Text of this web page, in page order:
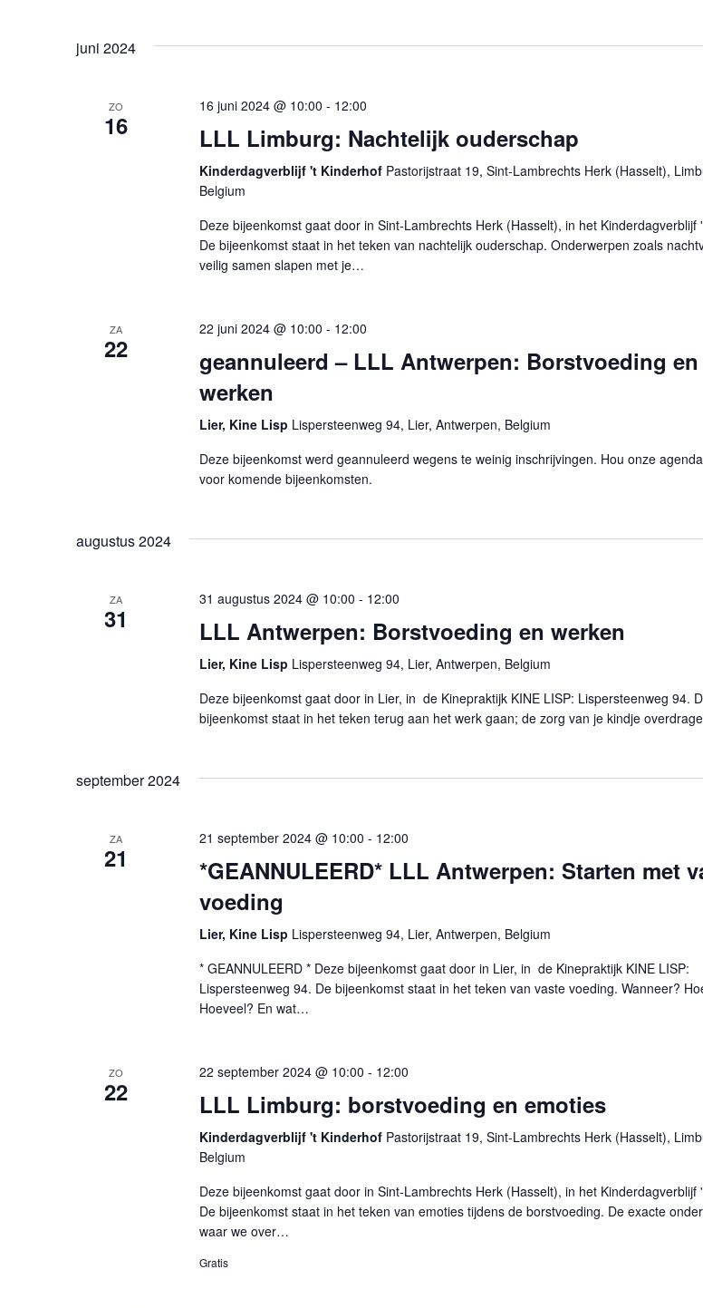
n
n
juni 2024
ZO
16
16 juni 2024 @ 10:00 - 12:00
LLL Limburg: Nachtelijk ouderschap
Kinderdagverblijf 't Kinderhof Pastorijstraat 19, Sint-Lambrechts Herk (Hasselt),
Belgium
Deze bijeenkomst gaat door in Sint-Lambrechts Herk (Hasselt), in het Kinderdagverblijf
De bijeenkomst staat in het teken van nachtelijk ouderschap. Onderwerpen zoals
veilig samen slapen met je…
ZA
22
22 juni 2024 @ 10:00 - 12:00
geannuleerd – LLL Antwerpen: Borstvoeding en
werken
Lier, Kine Lisp Lispersteenweg 94, Lier, Antwerpen, Belgium
Deze bijeenkomst werd geannuleerd wegens te weinig inschrijvingen. Hou onze
voor komende bijeenkomsten.
augustus 2024
ZA
31
31 augustus 2024 @ 10:00 - 12:00
LLL Antwerpen: Borstvoeding en werken
Lier, Kine Lisp Lispersteenweg 94, Lier, Antwerpen, Belgium
Deze bijeenkomst gaat door in Lier, in de Kinepraktijk KINE LISP: Lispersteenweg 94.
bijeenkomst staat in het teken terug aan het werk gaan; de zorg van je kindje
september 2024
ZA
21
21 september 2024 @ 10:00 - 12:00
*GEANNULEERD* LLL Antwerpen: Starten met
voeding
Lier, Kine Lisp Lispersteenweg 94, Lier, Antwerpen, Belgium
* GEANNULEERD * Deze bijeenkomst gaat door in Lier, in de Kinepraktijk KINE LISP:
Lispersteenweg 94. De bijeenkomst staat in het teken van vaste voeding. Wanneer?
Hoeveel? En wat…
ZO
22
22 september 2024 @ 10:00 - 12:00
LLL Limburg: borstvoeding en emoties
Kinderdagverblijf 't Kinderhof Pastorijstraat 19, Sint-Lambrechts Herk (Hasselt),
Belgium
Deze bijeenkomst gaat door in Sint-Lambrechts Herk (Hasselt), in het Kinderdagverblijf
De bijeenkomst staat in het teken van emoties tijdens de borstvoeding. De exacte
waar we over…
Gratis